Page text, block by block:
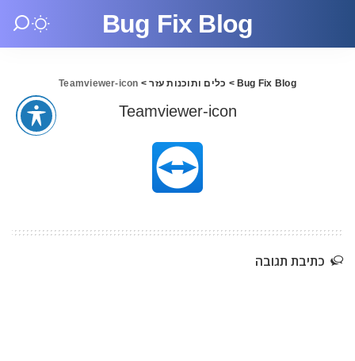
Bug Fix Blog
Bug Fix Blog
> כלים ותוכנות עזר>
Teamviewer-icon
Teamviewer-icon
כתיבת תגובה